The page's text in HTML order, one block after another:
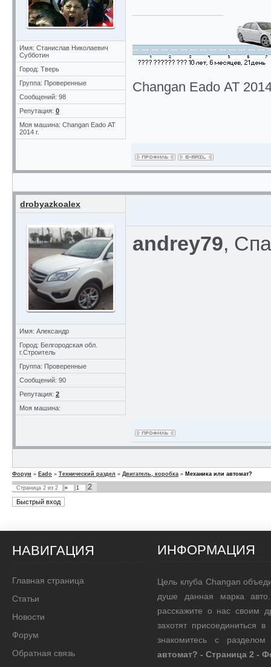
Имя: Станислав Николаевич
Субботин
Город: Тверь
Группа: Проверенные
Сообщений: 98
Репутация: 0
Моя машина: Changan Eado АТ
2014 г.
Changan Eado АТ
drobyazkoalex
Имя: Александр
Город: Белгородская обл.
г.Строитель
Группа: Проверенные
Сообщений: 90
Репутация: 2
Моя машина:
andrey79,
Форум » Eado » Технический раздел » Двигатель, коробка » Механика или автомат?
Страница 2 из 2 « 1 2
НАВИГАЦИЯ
Главная страница
Статьи
Новости
Форум
Обратная связь
ИНФОРМАЦИЯ
Цель клуба Changan
душе данная марка
расскажите о нас своим
захотят присоединиться
знакомитесь с
автомат? - Страница 2 -